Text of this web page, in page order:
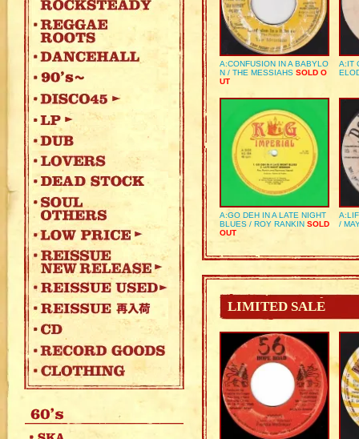
A:CONFUSION IN A BABYLO
N / THE MESSIAHS SOLD O
UT
A:IT
A:GO DEH IN A LATE NIGHT
BLUES / ROY RANKIN SOLD
OUT
/
LIMITED SALE